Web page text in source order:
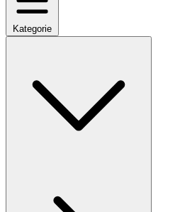
Kategorie